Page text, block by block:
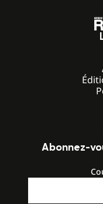
Abonnez-